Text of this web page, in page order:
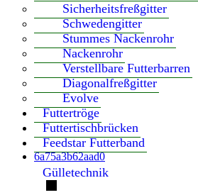
Sicherheitsfreßgitter
Schwedengitter
Stummes Nackenrohr
Nackenrohr
Verstellbare Futterbarren
Diagonalfreßgitter
Evolve
Futtertröge
Futtertischbrücken
Feedstar Futterband
6a75a3b62aad0
Gülletechnik